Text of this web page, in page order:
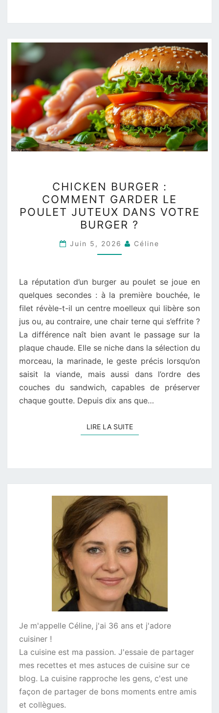
BURGER
:
COMMENT
GARDER
LE
POULET
DANS
VOTRE
BURGER
?
CHICKEN BURGER :
COMMENT GARDER LE
POULET JUTEUX DANS VOTRE
BURGER ?
Juin 5, 2026 Céline
La réputation d’un burger au poulet se joue en
quelques secondes : à la première bouchée, le
filet révèle-t-il un centre moelleux qui libère son
jus ou, au contraire, une chair terne qui s’effrite ?
La différence naît bien avant le passage sur la
plaque chaude. Elle se niche dans la sélection du
morceau, la marinade, le geste précis lorsqu’on
saisit la viande, mais aussi dans l’ordre des
couches du sandwich, capables de préserver
chaque goutte. Depuis dix ans que…
LIRE LA SUITELIRE LA SUITE
Je m'appelle Céline, j'ai 36 ans et j'adore
cuisiner !
La cuisine est ma passion. J'essaie de partager
mes recettes et mes astuces de cuisine sur ce
blog. La cuisine rapproche les gens, c'est une
façon de partager de bons moments entre amis
et collègues.